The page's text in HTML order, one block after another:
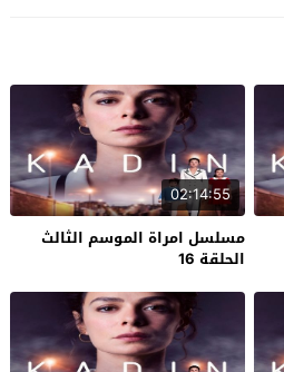
02:14:55
مسلسل امراة الموسم الثالث
الحلقة 16